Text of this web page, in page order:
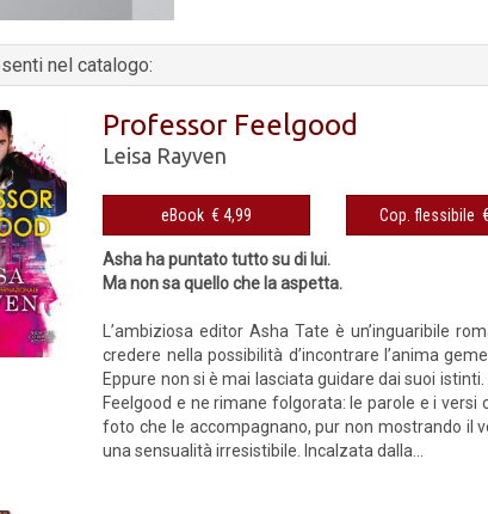
nel catalogo:
Professor Feelgood
Leisa Rayven
eBook € 4,99
Asha ha puntato tutto su di lui.
Ma non sa quello che la aspetta.
L’ambiziosa editor Asha Tate è un’inguaribile
credere nella possibilità d’incontrare l’anima
Eppure non si è mai lasciata guidare dai suoi
Feelgood e ne rimane folgorata: le parole e i
foto che le accompagnano, pur non mostrando il
una sensualità irresistibile. Incalzata dalla...